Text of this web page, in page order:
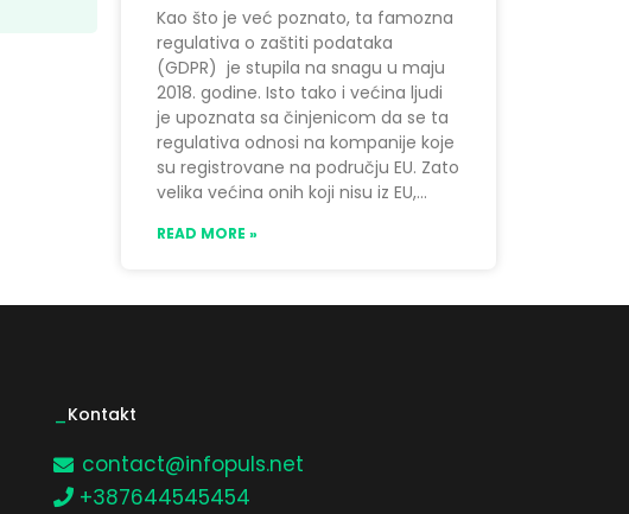
Kao što je već poznato, ta famozna
regulativa o zaštiti podataka
(GDPR) je stupila na snagu u maju
2018. godine. Isto tako i većina ljudi
je upoznata sa činjenicom da se ta
regulativa odnosi na kompanije koje
su registrovane na području EU. Zato
velika većina onih koji nisu iz EU,
READ MORE »
Kontakt
contact@infopuls.net
+387644545454